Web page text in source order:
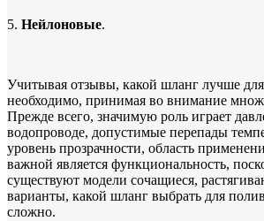
5. Нейлоновые.
Учитывая отзывы, какой шланг лучше
необходимо, принимая во внимание
Прежде всего, значимую роль играет
водопроводе, допустимые перепады
уровень прозрачности, область
важной является функциональность,
существуют модели сочащиеся,
варианты, какой шланг выбрать для
сложно.